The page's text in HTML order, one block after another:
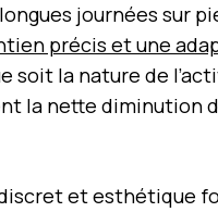
journées sur
précis et une
soit la nature de
la nette diminution
et esthétique